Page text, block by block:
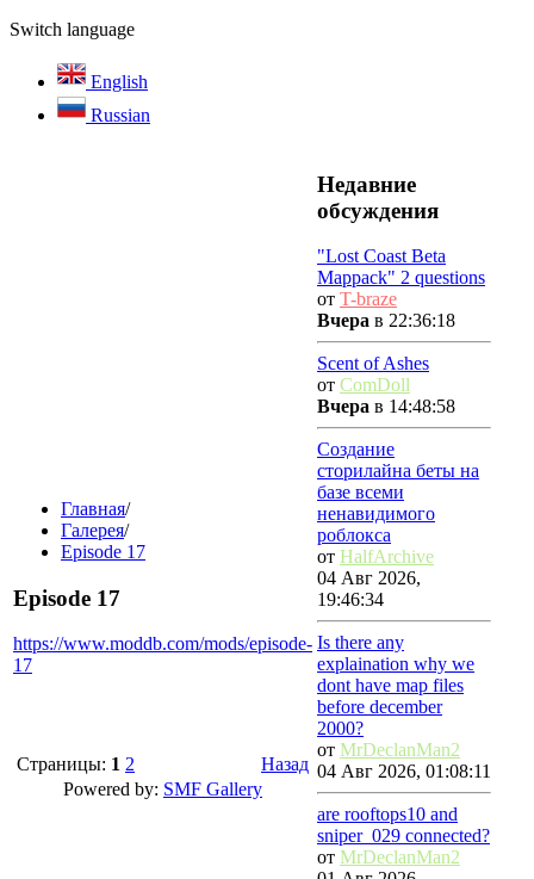
Switch language
English
Russian
Главная/
Галерея/
Episode 17
Episode 17
https://www.moddb.com/mods/episode-
17
Страницы: 1 2
Назад
Powered by: SMF Gallery
Недавние
обсуждения
"Lost Coast Beta
Mappack" 2 questions
от T-braze
Вчера в 22:36:18
Scent of Ashes
от ComDoll
Вчера в 14:48:58
Создание
сторилайна беты на
базе всеми
ненавидимого
роблокса
от HalfArchive
04 Авг 2026,
19:46:34
Is there any
explaination why we
dont have map files
before december
2000?
от MrDeclanMan2
04 Авг 2026, 01:08:11
are rooftops10 and
sniper_029 connected?
от MrDeclanMan2